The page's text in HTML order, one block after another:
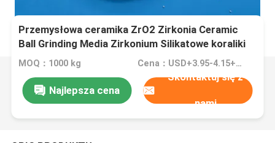
Przemysłowa ceramika ZrO2 Zirkonia Ceramic
Ball Grinding Media Zirkonium Silikatowe koraliki
MOQ：1000 kg Cena：USD+3.95-4.15+Kg
Najlepsza cena
Skontaktuj się z
nami